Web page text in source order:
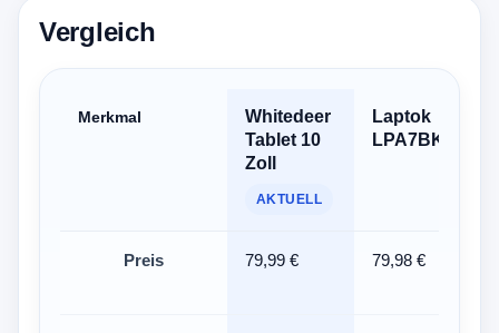
Vergleich
Merkmal
Whitedeer
Tablet 10
Zoll
AKTUELL
Laptok
LPA7BK
Preis 79,99 € 79,98 €